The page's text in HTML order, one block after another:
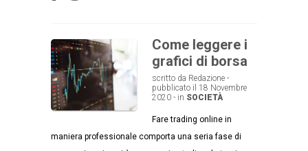
Come leggere i
grafici di borsa
scritto da Redazione -
pubblicato il 18 Novembre
2020 - in SOCIETÀ
Fare trading online in
maniera professionale comporta una seria fase di